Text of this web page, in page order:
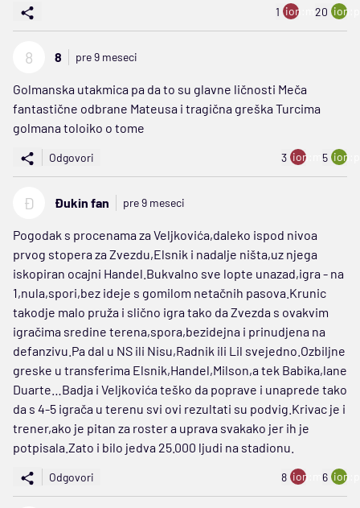
1 ion:minus
20
8 8 pre 9 meseci
Golmanska utakmica pa da to su glavne ličnosti Meča
fantastične odbrane Mateusa i tragična greška Turcima
golmana toloiko o tome
Odgovori 3 ion:minus
5
Đ Đukin fan pre 9 meseci
Pogodak s procenama za Veljkovića,daleko ispod nivoa
prvog stopera za Zvezdu,Elsnik i nadalje ništa,uz njega
iskopiran ocajni Handel.Bukvalno sve lopte unazad,igra - na
1,nula,spori,bez ideje s gomilom netačnih pasova.Krunic
takodje malo pruža i slično igra tako da Zvezda s ovakvim
igračima sredine terena,spora,bezidejna i prinudjena na
defanzivu.Pa dal u NS ili Nisu,Radnik ili Lil svejedno.Ozbiljne
greske u transferima Elsnik,Handel,Milson,a tek Babika,lane
Duarte…Badja i Veljkovića teško da poprave i unaprede tako
da s 4-5 igrača u terenu svi ovi rezultati su podvig.Krivac je i
trener,ako je pitan za roster a uprava svakako jer ih je
potpisala.Zato i bilo jedva 25.000 ljudi na stadionu.
Odgovori 8 ion:minus
6